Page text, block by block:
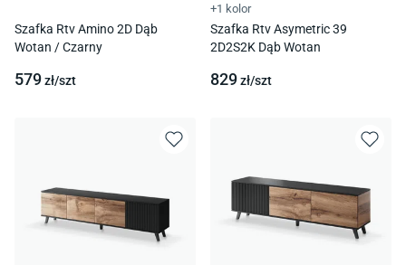
Szafka Rtv Amino 2D Dąb
Wotan / Czarny
579zł/szt
+1 kolor
Szafka Rtv Asymetric 39
2D2S2K Dąb Wotan
829zł/szt